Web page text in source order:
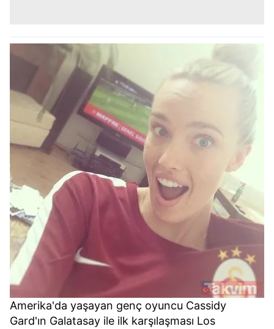
Amerika'da yaşayan genç oyuncu Cassidy
Gard'ın Galatasay ile ilk karşılaşması Los